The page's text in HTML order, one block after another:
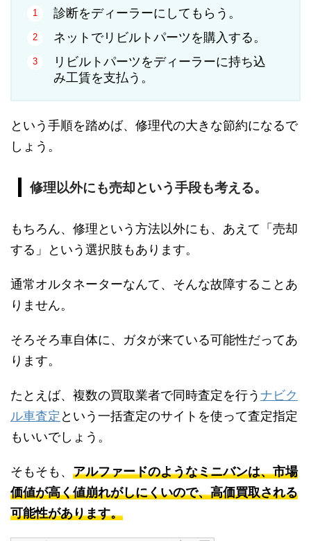
診断をディーラーにしてもらう。
ネットでリビルトパーツを購入する。
リビルトパーツをディーラーに持ち込
み工賃を支払う。
という手順を踏めば、修理代の大きな節約になるで
しょう。
修理以外にも売却という手段も考える。
もちろん、修理という方法以外にも、あえて「売却
する」という選択肢もあります。
通常オルタネーターなんて、そんな故障することあ
りません。
そろそろ車自体に、ガタが来ている可能性だってあ
ります。
たとえば、複数の買取業者で同時査定を行う ナビク
ル車査定 という一括査定のサイトを使って査定指定
もいいでしょう。
そもそも、 アルファードのようなミニバンは、市場
価値が高く値崩れがしにくいので、高価買取される
可能性があります。